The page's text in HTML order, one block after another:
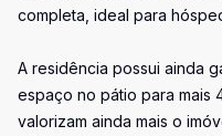
completa, ideal para
A residência possui ainda
espaço no pátio para mais
valorizam ainda mais o